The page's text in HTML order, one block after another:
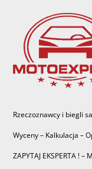
Rzeczoznawcy i biegli
Wyceny – Kalkulacja –
ZAPYTAJ EKSPERTA ! –